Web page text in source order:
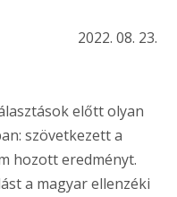
2022. 08. 23.
előtt olyan
szövetkezett a
hozott eredményt.
a magyar ellenzéki